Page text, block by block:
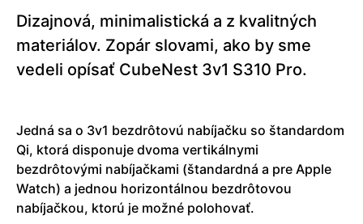
Dizajnová, minimalistická a z kvalitných
materiálov. Zopár slovami, ako by sme
vedeli opísať CubeNest 3v1 S310 Pro.
Jedná sa o 3v1 bezdrôtovú nabíjačku so štandardom
Qi, ktorá disponuje dvoma vertikálnymi
bezdrôtovými nabíjačkami (štandardná a pre Apple
Watch) a jednou horizontálnou bezdrôtovou
nabíjačkou, ktorú je možné polohovať.